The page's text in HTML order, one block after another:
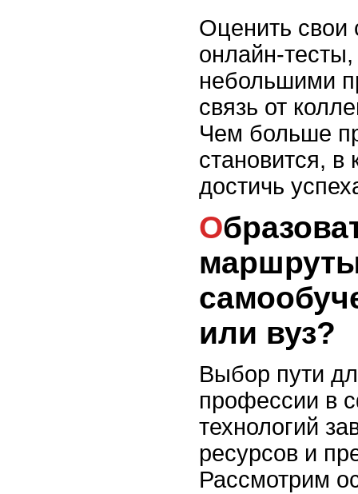
Оценить свои
онлайн-
небольшими
связь от
Чем больше
становится,
достичь
Образовательные
или вуз?
Выбор пути
профессии в
технологий
ресурсов и
Рассмотрим